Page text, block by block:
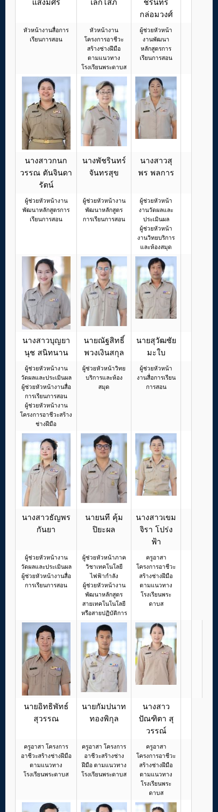
แสงมีศรี เล็กโสภี
ชรินทร์
กล่อมวงศ์
หัวหน้างานสื่อการ
เรียนการสอน
หัวหน้างาน
โครงการอาชีวะ
สร้างช่างฝีมือ
ตามแนวทาง
โรงเรียนพระดาบส
ผู้ช่วยหัวหน้า
งานพัฒนา
หลักสูตรการ
เรียนการสอน
นางสาวกนก
วรรณ ตันจินดา
รัตน์
นางพัชรินทร์
จันทรสุข
นางสาวสุ
พร พลการ
ผู้ช่วยหัวหน้างาน
พัฒนาหลักสูตรการ
เรียนการสอน
ผู้ช่วยหัวหน้างาน
พัฒนาหลักสูตร
การเรียนการสอน
ผู้ช่วยหัวหน้า
งานวัดผลและ
ประเมินผล
ผู้ช่วยหัวหน้า
งานวิทยบริการ
และห้องสมุด
นางสาวบุญยา
นุช สนิทนาน
นายณัฐสิทธิ์
พวงเงินสกุล
นายสุวัฒชัย
มะใบ
ผู้ช่วยหัวหน้างาน
วัดผลและประเมินผล
ผู้ช่วยหัวหน้างานสื่อ
การเรียนการสอน
ผู้ช่วยหัวหน้างาน
โครงการอาชีวะสร้าง
ช่างฝีมือ
ผู้ช่วยหัวหน้าวิทย
บริการและห้อง
สมุด
ผู้ช่วยหัวหน้า
งานสื่อการเรียน
การสอน
นางสาวธัญพร
กันยา
นายนที คุ้ม
ปิยะผล
นางสาวเขม
จิรา โปร่ง
ฟ้า
ผู้ช่วยหัวหน้างาน
วัดผลและประเมินผล
ผู้ช่วยหัวหน้างานสื่อ
การเรียนการสอน
ผู้ช่วยหัวหน้าภาค
วิชาเทคโนโลยี
ไฟฟ้ากำลัง
ผู้ช่วยหัวหน้างาน
พัฒนาหลักสูตร
สายเทคโนโนโลยี
หรือสายปฏิบัติการ
ครูอาสา
โครงการอาชีวะ
สร้างช่างฝีมือ
ตามแนวทาง
โรงเรียนพระ
ดาบส
นายอิทธิพัทธ์
สุวรรณ
นายกัมปนาท
ทองพิกุล
นางสาว
ปัณฑิตา สุ
วรรณ์
ครูอาสา โครงการ
อาชีวะสร้างช่างฝีมือ
ตามแนวทาง
โรงเรียนพระดาบส
ครูอาสา โครงการ
อาชีวะสร้างช่าง
ฝีมือ ตามแนวทาง
โรงเรียนพระดาบส
ครูอาสา
โครงการอาชีวะ
สร้างช่างฝีมือ
ตามแนวทาง
โรงเรียนพระ
ดาบส